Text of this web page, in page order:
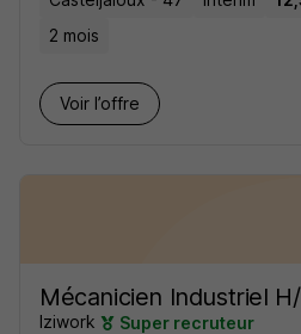
2 mois
Voir l’offre
Mécanicien Industriel
Iziwork Super recruteur